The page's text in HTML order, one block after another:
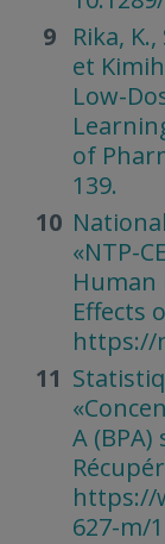
Rika,
et
Low-
of
139.
«NTP-
Human
Effects
https://
A
https://
627-m/